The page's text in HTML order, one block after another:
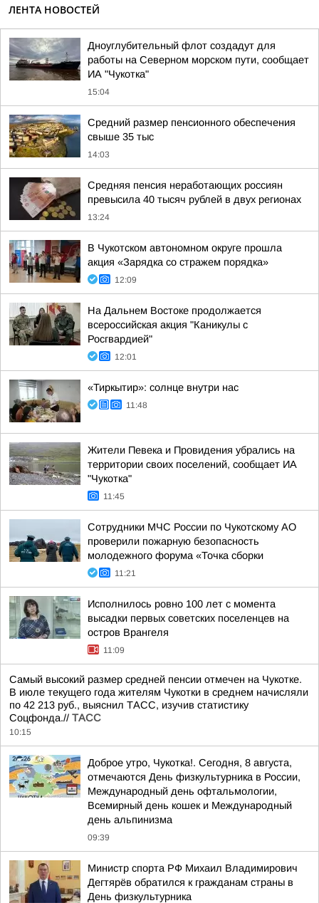
ЛЕНТА НОВОСТЕЙ
Дноуглубительный флот создадут для
работы на Северном морском пути, сообщает
ИА "Чукотка"
15:04
Средний размер пенсионного обеспечения
свыше 35 тыс
14:03
Средняя пенсия неработающих россиян
превысила 40 тысяч рублей в двух регионах
13:24
В Чукотском автономном округе прошла
акция «Зарядка со стражем порядка»
12:09
На Дальнем Востоке продолжается
всероссийская акция "Каникулы с
Росгвардией"
12:01
«Тиркытир»: солнце внутри нас
11:48
Жители Певека и Провидения убрались на
территории своих поселений, сообщает ИА
"Чукотка"
11:45
Сотрудники МЧС России по Чукотскому АО
проверили пожарную безопасность
молодежного форума «Точка сборки
11:21
Исполнилось ровно 100 лет с момента
высадки первых советских поселенцев на
остров Врангеля
11:09
Самый высокий размер средней пенсии отмечен на Чукотке.
В июле текущего года жителям Чукотки в среднем начисляли
по 42 213 руб., выяснил ТАСС, изучив статистику
Соцфонда.// ТАСС
10:15
Доброе утро, Чукотка!. Сегодня, 8 августа,
отмечаются День физкультурника в России,
Международный день офтальмологии,
Всемирный день кошек и Международный
день альпинизма
09:39
Министр спорта РФ Михаил Владимирович
Дегтярёв обратился к гражданам страны в
День физкультурника